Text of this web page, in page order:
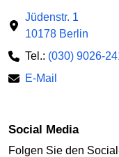
Jüdenstr. 1
10178 Berlin
Tel.: (030) 9026-
E-Mail
Social Media
Folgen Sie den